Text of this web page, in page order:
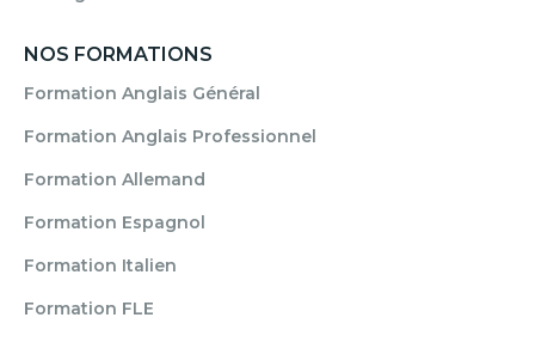
NOS FORMATIONS
Formation Anglais Général
Formation Anglais Professionnel
Formation Allemand
Formation Espagnol
Formation Italien
Formation FLE